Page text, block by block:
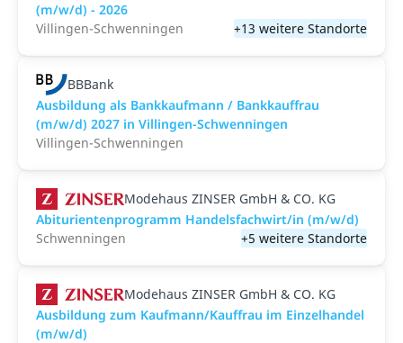
(m/w/d) - 2026
Villingen-Schwenningen
+13 weitere Standorte
BBBank
Ausbildung als Bankkaufmann / Bankkauffrau
(m/w/d) 2027 in Villingen-Schwenningen
Villingen-Schwenningen
Modehaus ZINSER GmbH & CO. KG
Abiturientenprogramm Handelsfachwirt/in (m/w/d)
Schwenningen
+5 weitere Standorte
Modehaus ZINSER GmbH & CO. KG
Ausbildung zum Kaufmann/Kauffrau im Einzelhandel
(m/w/d)